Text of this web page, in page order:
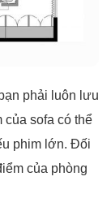
phải luôn lưu
của sofa có thể
phim lớn. Đối
của phòng